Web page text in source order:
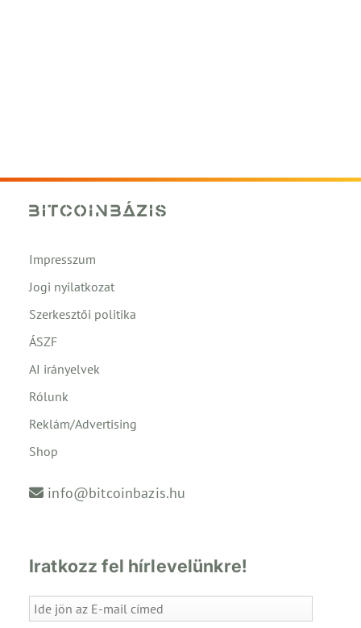
Impresszum
Jogi nyilatkozat
Szerkesztői politika
ÁSZF
AI irányelvek
Rólunk
Reklám/Advertising
Shop
info@bitcoinbazis.hu
Iratkozz fel hírlevelünkre!